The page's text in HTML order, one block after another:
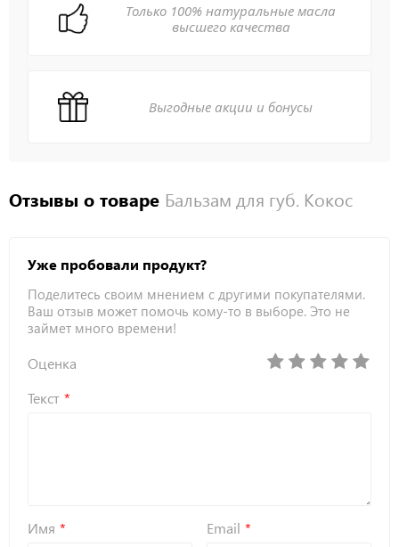
Только 100% натуральные масла
высшего качества
Выгодные акции и бонусы
Отзывы о товаре Бальзам для губ. Кокос
Уже пробовали продукт?
Поделитесь своим мнением с другими покупателями.
Ваш отзыв может помочь кому-то в выборе. Это не
займет много времени!
Оценка
Текст
Имя Email